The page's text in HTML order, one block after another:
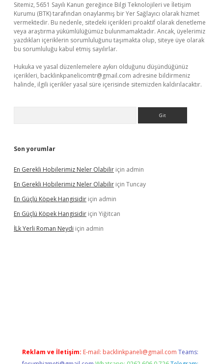
Sitemiz, 5651 Sayılı Kanun gereğince Bilgi Teknolojileri ve İletişim
Kurumu (BTK) tarafından onaylanmış bir Yer Sağlayıcı olarak hizmet
vermektedir. Bu nedenle, sitedeki içerikleri proaktif olarak denetleme
veya araştırma yükümlülüğümüz bulunmamaktadır. Ancak, üyelerimiz
yazdıkları içeriklerin sorumluluğunu taşımakta olup, siteye üye olarak
bu sorumluluğu kabul etmiş sayılırlar.
Hukuka ve yasal düzenlemelere aykırı olduğunu düşündüğünüz
içerikleri, backlinkpanelicomtr@gmail.com adresine bildirmeniz
halinde, ilgili içerikler yasal süre içerisinde sitemizden kaldırılacaktır.
Son yorumlar
En Gerekli Hobilerimiz Neler Olabilir için admin
En Gerekli Hobilerimiz Neler Olabilir için Tuncay
En Güçlü Köpek Hangisidir için admin
En Güçlü Köpek Hangisidir için Yiğitcan
İLk Yerli Roman Neydi için admin
Reklam ve İletişim: E-mail: backlinkpaneli@gmail.com Teams: